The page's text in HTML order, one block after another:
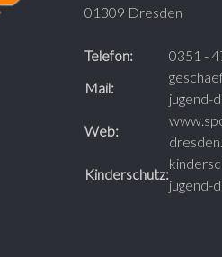
01309 Dresden
Telefon:
0351 -
Mail:
jugend-
Web:
Kinderschutz:
jugend-